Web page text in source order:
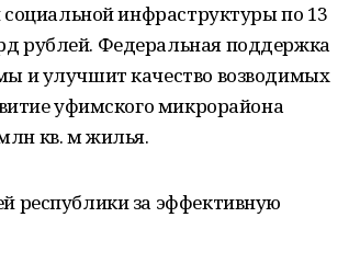
инфраструктуры по 13
рублей. Федеральная поддержка
и улучшит качество возводимых
уфимского микрорайона
кв. м жилья.
республики за эффективную